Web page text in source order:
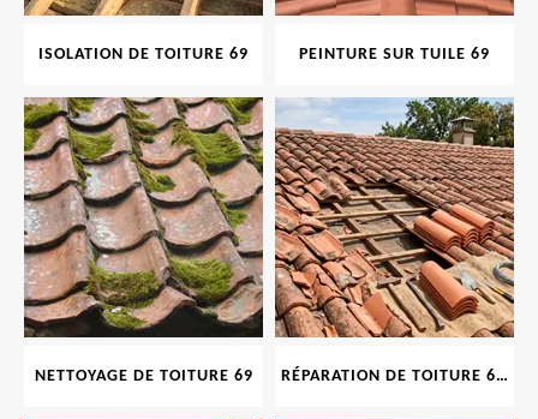
ISOLATION DE TOITURE 69 PEINTURE SUR TUILE 69
NETTOYAGE DE TOITURE 69 RÉPARATION DE TOITURE 69 RHONE, TUILES CASSÉES OU ABIMÉES